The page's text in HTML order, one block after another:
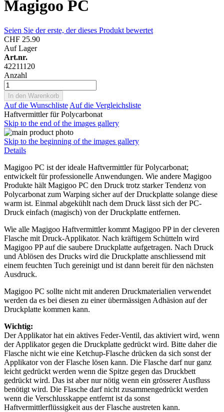
Magigoo PC
Seien Sie der erste, der dieses Produkt bewertet
CHF 25.90
Auf Lager
Art.nr.
42211120
Anzahl
In den Warenkorb
Auf die Wunschliste Auf die Vergleichsliste
Haftvermittler für Polycarbonat
Skip to the end of the images gallery
Skip to the beginning of the images gallery
Details
Magigoo PC ist der ideale Haftvermittler für Polycarbonat;
entwickelt für professionelle Anwendungen. Wie andere Magigoo
Produkte hält Magigoo PC den Druck trotz starker Tendenz von
Polycarbonat zum Warping sicher auf der Druckplatte solange diese
warm ist. Einmal abgekühlt nach dem Druck lässt sich der PC-
Druck einfach (magisch) von der Druckplatte entfernen.
Wie alle Magigoo Haftvermittler kommt Magigoo PP in der cleveren
Flasche mit Druck-Applikator. Nach kräftigem Schütteln wird
Magigoo PP auf die saubere Druckplatte aufgetragen. Nach Druck
und Ablösen des Drucks wird die Druckplatte anschliessend mit
einem feuchten Tuch gereinigt und ist dann bereit für den nächsten
Ausdruck.
Magigoo PC sollte nicht mit anderen Druckmaterialien verwendet
werden da es bei diesen zu einer übermässigen Adhäsion auf der
Druckplatte kommen kann.
Wichtig:
Der Applikator hat ein aktives Feder-Ventil, das aktiviert wird, wenn
der Applikator gegen die Druckplatte gedrückt wird. Bitte daher die
Flasche nicht wie eine Ketchup-Flasche drücken da sich sonst der
Applikator von der Flasche lösen kann. Die Flasche darf nur ganz
leicht gedrückt werden wenn die Spitze gegen das Druckbett
gedrückt wird. Das ist aber nur nötig wenn ein grösserer Ausfluss
benötigt wird. Die Flasche darf nicht zusammengedrückt werden
wenn die Verschlusskappe entfernt ist da sonst
Haftvermittlerflüssigkeit aus der Flasche austreten kann.